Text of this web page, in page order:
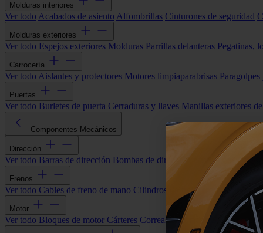
Molduras interiores
Ver todo Acabados de asiento Alfombrillas Cinturones de seguridad
Molduras exteriores
Ver todo Espejos exteriores Molduras Parrillas delanteras Pegatinas,
Carrocería
Ver todo Aislantes y protectores Motores limpiaparabrisas
Puertas
Ver todo Burletes de puerta Cerraduras y llaves Manillas exteriores
Componentes Mecánicos
Dirección
Ver todo Barras de dirección Bombas de dirección asistida
Frenos
Ver todo Cables de freno de mano Cilindros de freno Componentes
Motor
Ver todo Bloques de motor Cárteres Correas alternador Correas y